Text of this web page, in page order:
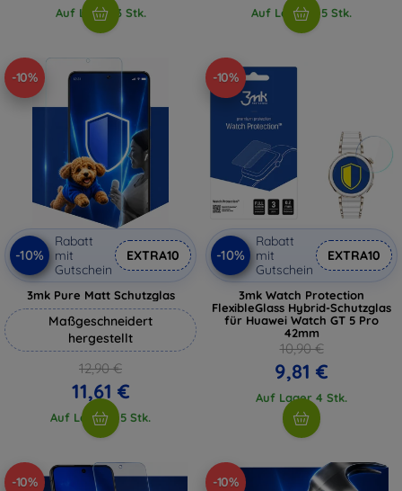
Auf Lager 3 Stk. Auf Lager > 5 Stk.
-10%
-10%
Rabatt
mit
Gutschein
EXTRA10
3mk Pure Matt Schutzglas
Maßgeschneidert
hergestellt
12,90 €
11,61 €
Auf Lager > 5 Stk.
-10%
-10%
Rabatt
mit
Gutschein
EXTRA10
3mk Watch Protection
FlexibleGlass Hybrid-Schutzglas
für Huawei Watch GT 5 Pro
42mm
10,90 €
9,81 €
Auf Lager 4 Stk.
-10% -10%